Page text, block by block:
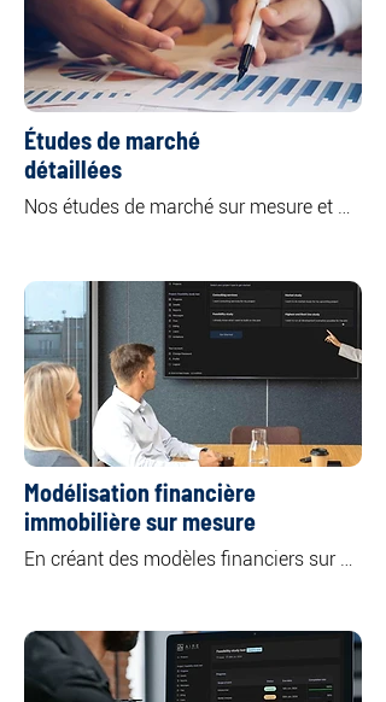
Études de marché
détaillées
Nos études de marché sur mesure et
spécifiques ou multiples, notamment
les secteurs résidentiel, commercial, de
bureaux, de commerces et industriel.
En analysant la dynamique de l'offre et
de la demande sur le marché, nous
mettons en évidence les principales
tendances qui façonnent les marchés
actuels et futurs.
Modélisation financière
immobilière sur mesure
En créant des modèles financiers sur
une compréhension claire des
rendements et des risques potentiels
associés à votre investissement, vous
permettant ainsi de prendre des